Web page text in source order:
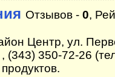
Отзывов - 0,
Центр, ул.
(343) 350-72-26